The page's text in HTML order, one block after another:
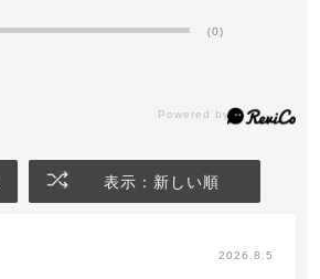
(0)
表示：新しい順
2026.8.5